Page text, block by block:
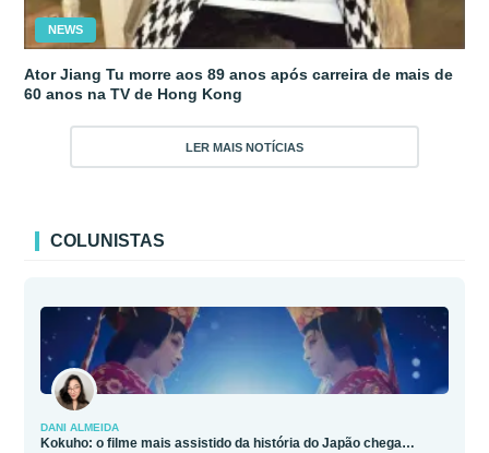
NEWS
Ator Jiang Tu morre aos 89 anos após carreira de mais de
60 anos na TV de Hong Kong
LER MAIS NOTÍCIAS
COLUNISTAS
DANI ALMEIDA
Kokuho: o filme mais assistido da história do Japão chega…